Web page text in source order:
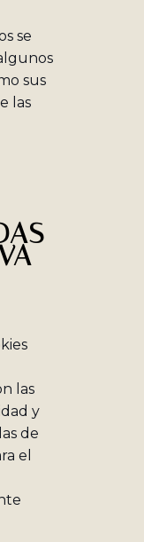
se
sus
las
las
y
de
el